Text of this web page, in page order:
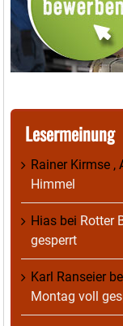
Lesermeinung
Rainer Kirmse ,
Himmel
Hias bei Rotter
gesperrt
Karl Ranseier
Montag voll